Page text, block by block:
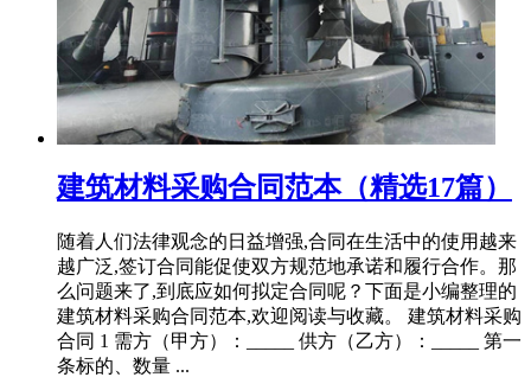
建筑材料采购合同范本（精选17篇）
随着人们法律观念的日益增强,合同在生活中的使用越来
越广泛,签订合同能促使双方规范地承诺和履行合作。那
么问题来了,到底应如何拟定合同呢？下面是小编整理的
建筑材料采购合同范本,欢迎阅读与收藏。 建筑材料采购
合同 1 需方（甲方）：_____ 供方（乙方）：_____ 第一
条标的、数量 ...